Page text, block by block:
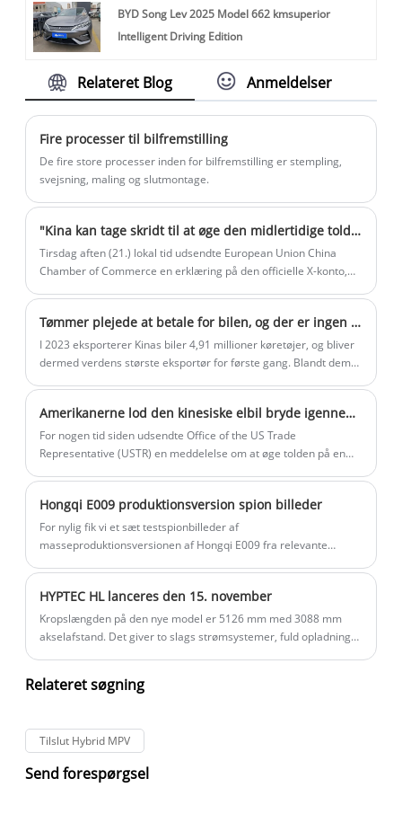
BYD Song Lev 2025 Model 662 kmsuperior
Intelligent Driving Edition
Relateret Blog Anmeldelser
Fire processer til bilfremstilling
De fire store processer inden for bilfremstilling er stempling,
svejsning, maling og slutmontage.
"Kina kan tage skridt til at øge den midlertidige toldsats på importerede biler"
Tirsdag aften (21.) lokal tid udsendte European Union China
Chamber of Commerce en erklæring på den officielle X-konto,
med motorer med stort slagvolumen.
Tømmer plejede at betale for bilen, og der er ingen stor fortjeneste: Den hjerteskærende historie bag eksport af biler til Rusland og Centralasien.
I 2023 eksporterer Kinas biler 4,91 millioner køretøjer, og bliver
dermed verdens største eksportør for første gang. Blandt dem
besværlige historier om kamp. Denne serie af artikler
registrerer hovedsageligt, hvordan kinesiske bilfirmaer rejser til
udlandet for at finde nye muligheder i det nye mønster for den
Amerikanerne lod den kinesiske elbil bryde igennem forsvaret
For nogen tid siden udsendte Office of the US Trade
Representative (USTR) en meddelelse om at øge tolden på en
kraft fra 1. august i år.
Hongqi E009 produktionsversion spion billeder
For nylig fik vi et sæt testspionbilleder af
masseproduktionsversionen af ​​Hongqi E009 fra relevante
Show. Det nye køretøj vil blive designet og bygget baseret på
Hongqi rene elektriske platform HME og forventes at gå i
produktion i oktober 2025.
HYPTEC HL lanceres den 15. november
Kropslængden på den nye model er 5126 mm med 3088 mm
akselafstand. Det giver to slags strømsystemer, fuld opladning
Relateret søgning
Tilslut Hybrid MPV
Send forespørgsel